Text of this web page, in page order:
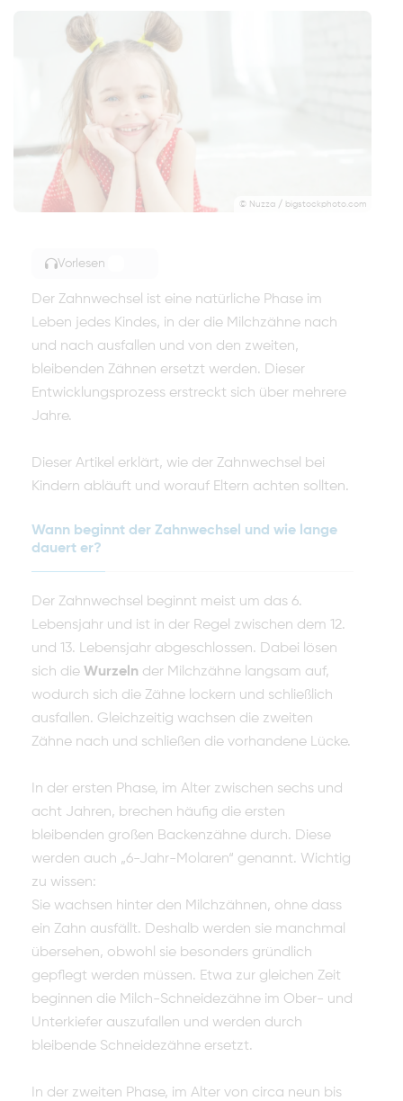
© Nuzza / bigstockphoto.com
Vorlesen
Der Zahnwechsel ist eine natürliche Phase im
Leben jedes Kindes, in der die Milchzähne nach
und nach ausfallen und von den zweiten,
bleibenden Zähnen ersetzt werden. Dieser
Entwicklungsprozess erstreckt sich über mehrere
Jahre.
Dieser Artikel erklärt, wie der Zahnwechsel bei
Kindern abläuft und worauf Eltern achten sollten.
Wann beginnt der Zahnwechsel und wie lange
dauert er?
Der Zahnwechsel beginnt meist um das 6.
Lebensjahr und ist in der Regel zwischen dem 12.
und 13. Lebensjahr abgeschlossen. Dabei lösen
sich die Wurzeln der Milchzähne langsam auf,
wodurch sich die Zähne lockern und schließlich
ausfallen. Gleichzeitig wachsen die zweiten
Zähne nach und schließen die vorhandene Lücke.
In der ersten Phase, im Alter zwischen sechs und
acht Jahren, brechen häufig die ersten
bleibenden großen Backenzähne durch. Diese
werden auch „6-Jahr-Molaren“ genannt. Wichtig
zu wissen:
Sie wachsen hinter den Milchzähnen, ohne dass
ein Zahn ausfällt. Deshalb werden sie manchmal
übersehen, obwohl sie besonders gründlich
gepflegt werden müssen. Etwa zur gleichen Zeit
beginnen die Milch-Schneidezähne im Ober- und
Unterkiefer auszufallen und werden durch
bleibende Schneidezähne ersetzt.
In der zweiten Phase, im Alter von circa neun bis